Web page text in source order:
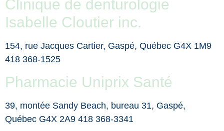
Clinique de denturologie
Isabelle Cloutier inc.
154, rue Jacques Cartier, Gaspé, Québec G4X 1M9
418 368-1525
Pharmacie Uniprix Santé
39, montée Sandy Beach, bureau 31, Gaspé,
Québec G4X 2A9 418 368-3341